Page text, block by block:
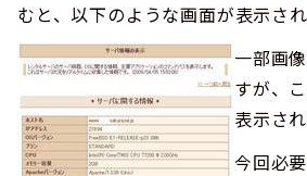
むと、以下のような画面が表示され
一部画
すが、
表示され
今回必